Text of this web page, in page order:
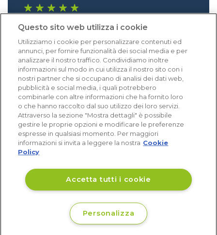
Eccellente (4,8)
Acquisti verificati
Non disponibile
Questo sito web utilizza i cookie
Utilizziamo i cookie per personalizzare contenuti ed
annunci, per fornire funzionalità dei social media e per
analizzare il nostro traffico. Condividiamo inoltre
informazioni sul modo in cui utilizza il nostro sito con i
nostri partner che si occupano di analisi dei dati web,
pubblicità e social media, i quali potrebbero
combinarle con altre informazioni che ha fornito loro
o che hanno raccolto dal suo utilizzo dei loro servizi.
Attraverso la sezione "Mostra dettagli" è possibile
gestire le proprie opzioni e modificare le preferenze
espresse in qualsiasi momento. Per maggiori
informazioni si invita a leggere la nostra Cookie
Policy
Accetta tutti i cookie
Personalizza